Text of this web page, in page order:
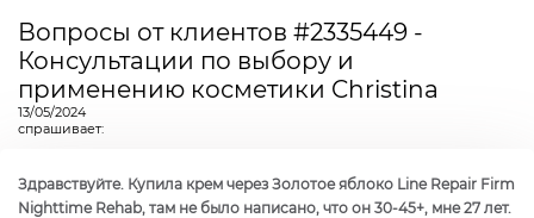
Вопросы от клиентов #2335449 -
Консультации по выбору и
применению косметики Christina
13/05/2024
спрашивает:
Здравствуйте. Купила крем через Золотое яблоко Line Repair Firm
Nighttime Rehab, там не было написано, что он 30-45+, мне 27 лет.